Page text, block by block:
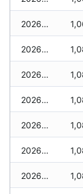
2026-07-12
2026-07-11
2026-07-10
2026-07-09
2026-07-08
2026-07-07
2026-07-06